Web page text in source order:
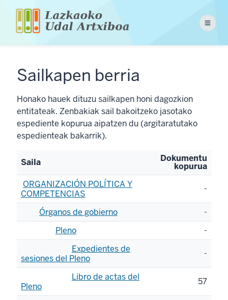
contenido
Menu
Sailkapen berria
Honako hauek dituzu sailkapen honi dagozkion
entitateak. Zenbakiak sail bakoitzeko jasotako
espediente kopurua aipatzen du (argitaratutako
espedienteak bakarrik).
Saila Dokumentu
kopurua
ORGANIZACIÓN POLÍTICA Y
COMPETENCIAS
-
Órganos de gobierno
-
Pleno
-
Expedientes de
sesiones del Pleno
-
Libro de actas del
Pleno
57